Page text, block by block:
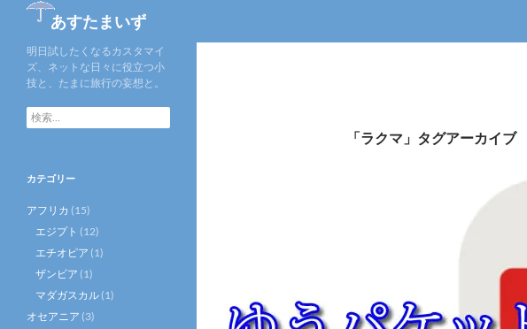
あすたまいず
「ラクマ」タグアーカイブ
明日試したくなるカスタマイ
ズ、ネットな日々に役立つ小
技と、たまに旅行の妄想と。
検
索:
カテゴリー
アフリカ (15)
エジプト (12)
エチオピア (1)
ザンビア (1)
マダガスカル (1)
オセアニア (3)